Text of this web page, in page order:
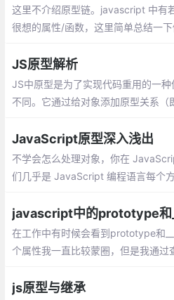
这里不介绍原型链。javascript 中
很想的属性/函数，这里简单总结一
不可见
JS原型解析
JS中原型是为了实现代码重用的一
不同。它通过给对象添加原型关系（
S的继承。简单来说就是一种委托机制
JavaScript原型深入浅出
不学会怎么处理对象，你在
们几乎是 JavaScript 编程语言每个
javascript中的prototype和
在工作中有时候会看到prototype和
个属性我一直比较蒙圈，但是我通过
js原型与继承